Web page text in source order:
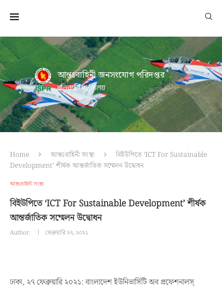
আন্তঃবাহিনী জনসংযোগ পরিদপ্তর
প্রতিরক্ষা মন্ত্রণালয়
Home আন্তঃবাহিনী সংস্থা
বিইউপিতে ‘ICT For Sustainable
Development’ শীর্ষক আন্তর্জাতিক সম্মেলন উদ্বোধন
আন্তঃবাহিনী সংস্থা
বিইউপিতে ‘ICT For Sustainable Development’ শীর্ষক
আন্তর্জাতিক সম্মেলন উদ্বোধন
Author: ফেব্রুয়ারি ২৭, ২০২১
ঢাকা, ২৭ ফেব্রুয়ারি ২০২১: বাংলাদেশ ইউনিভার্সিটি অব প্রফেশনালস্